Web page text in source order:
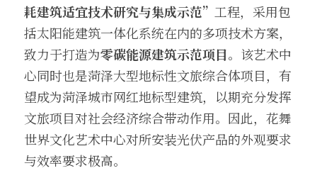
耗建筑适宜技术研究与集成示范” 工程，采用包
括太阳能建筑一体化系统在内的多项技术方案，
致力于打造为零碳能源建筑示范项目。该艺术中
心同时也是菏泽大型地标性文旅综合体项目，有
望成为菏泽城市网红地标型建筑，以期充分发挥
文旅项目对社会经济综合带动作用。因此，花舞
世界文化艺术中心对所安装光伏产品的外观要求
与效率要求极高。